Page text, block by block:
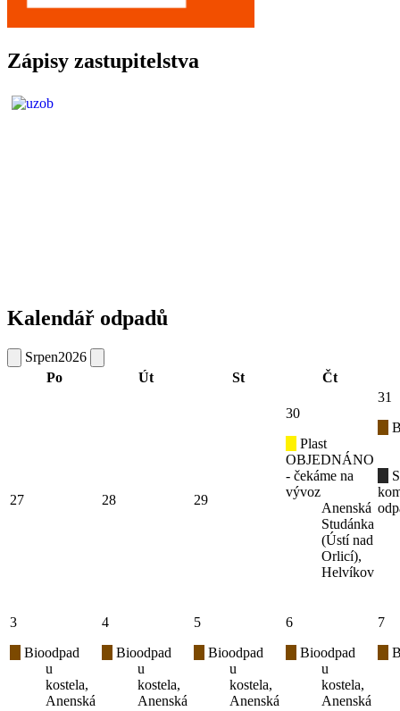
Zápisy zastupitelstva
Kalendář odpadů
Srpen2026
Po
Út St Čt
27 28 29
30
Plast
OBJEDNÁNO
- čekáme na
vývoz
Anenská
Studánka
(Ústí nad
Orlicí),
Helvíkov
31
3
Bioodpad
u
kostela,
Anenská
4
Bioodpad
u
kostela,
Anenská
5
Bioodpad
u
kostela,
Anenská
6
Bioodpad
u
kostela,
Anenská
7